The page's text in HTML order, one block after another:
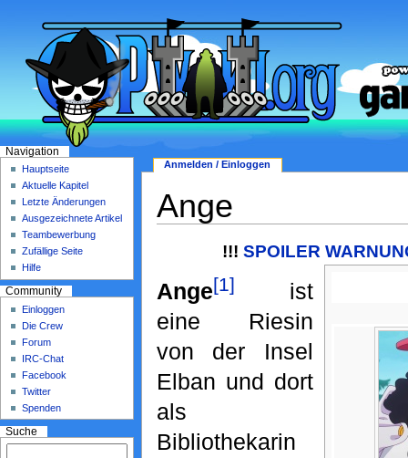
Ange
!!!SPOILER
Ange[1]
ist
eine Riesin
von der Insel
Elban und dort
als
Bibliothekarin
Anmelden / Einloggen
Navigation
Hauptseite
Aktuelle Kapitel
Letzte Änderungen
Ausgezeichnete Artikel
Teambewerbung
Zufällige Seite
Hilfe
Community
Einloggen
Die Crew
Forum
IRC-Chat
Facebook
Twitter
Spenden
Suche